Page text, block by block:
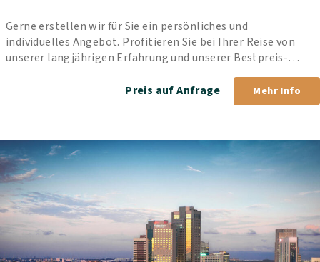
Gerne erstellen wir für Sie ein persönliches und
individuelles Angebot. Profitieren Sie bei Ihrer Reise von
unserer langjährigen Erfahrung und unserer Bestpreis-
Preis auf Anfrage
Mehr Info